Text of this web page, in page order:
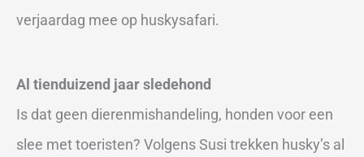
verjaardag mee op huskysafari.
Al tienduizend jaar sledehond
Is dat geen dierenmishandeling, honden voor een
slee met toeristen? Volgens Susi trekken husky’s al